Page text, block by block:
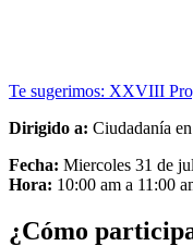
Te sugerimos: XXVIII
Dirigido a: Ciudadanía
Fecha: Miercoles 31 de
Hora: 10:00 am a 11:00
¿Cómo